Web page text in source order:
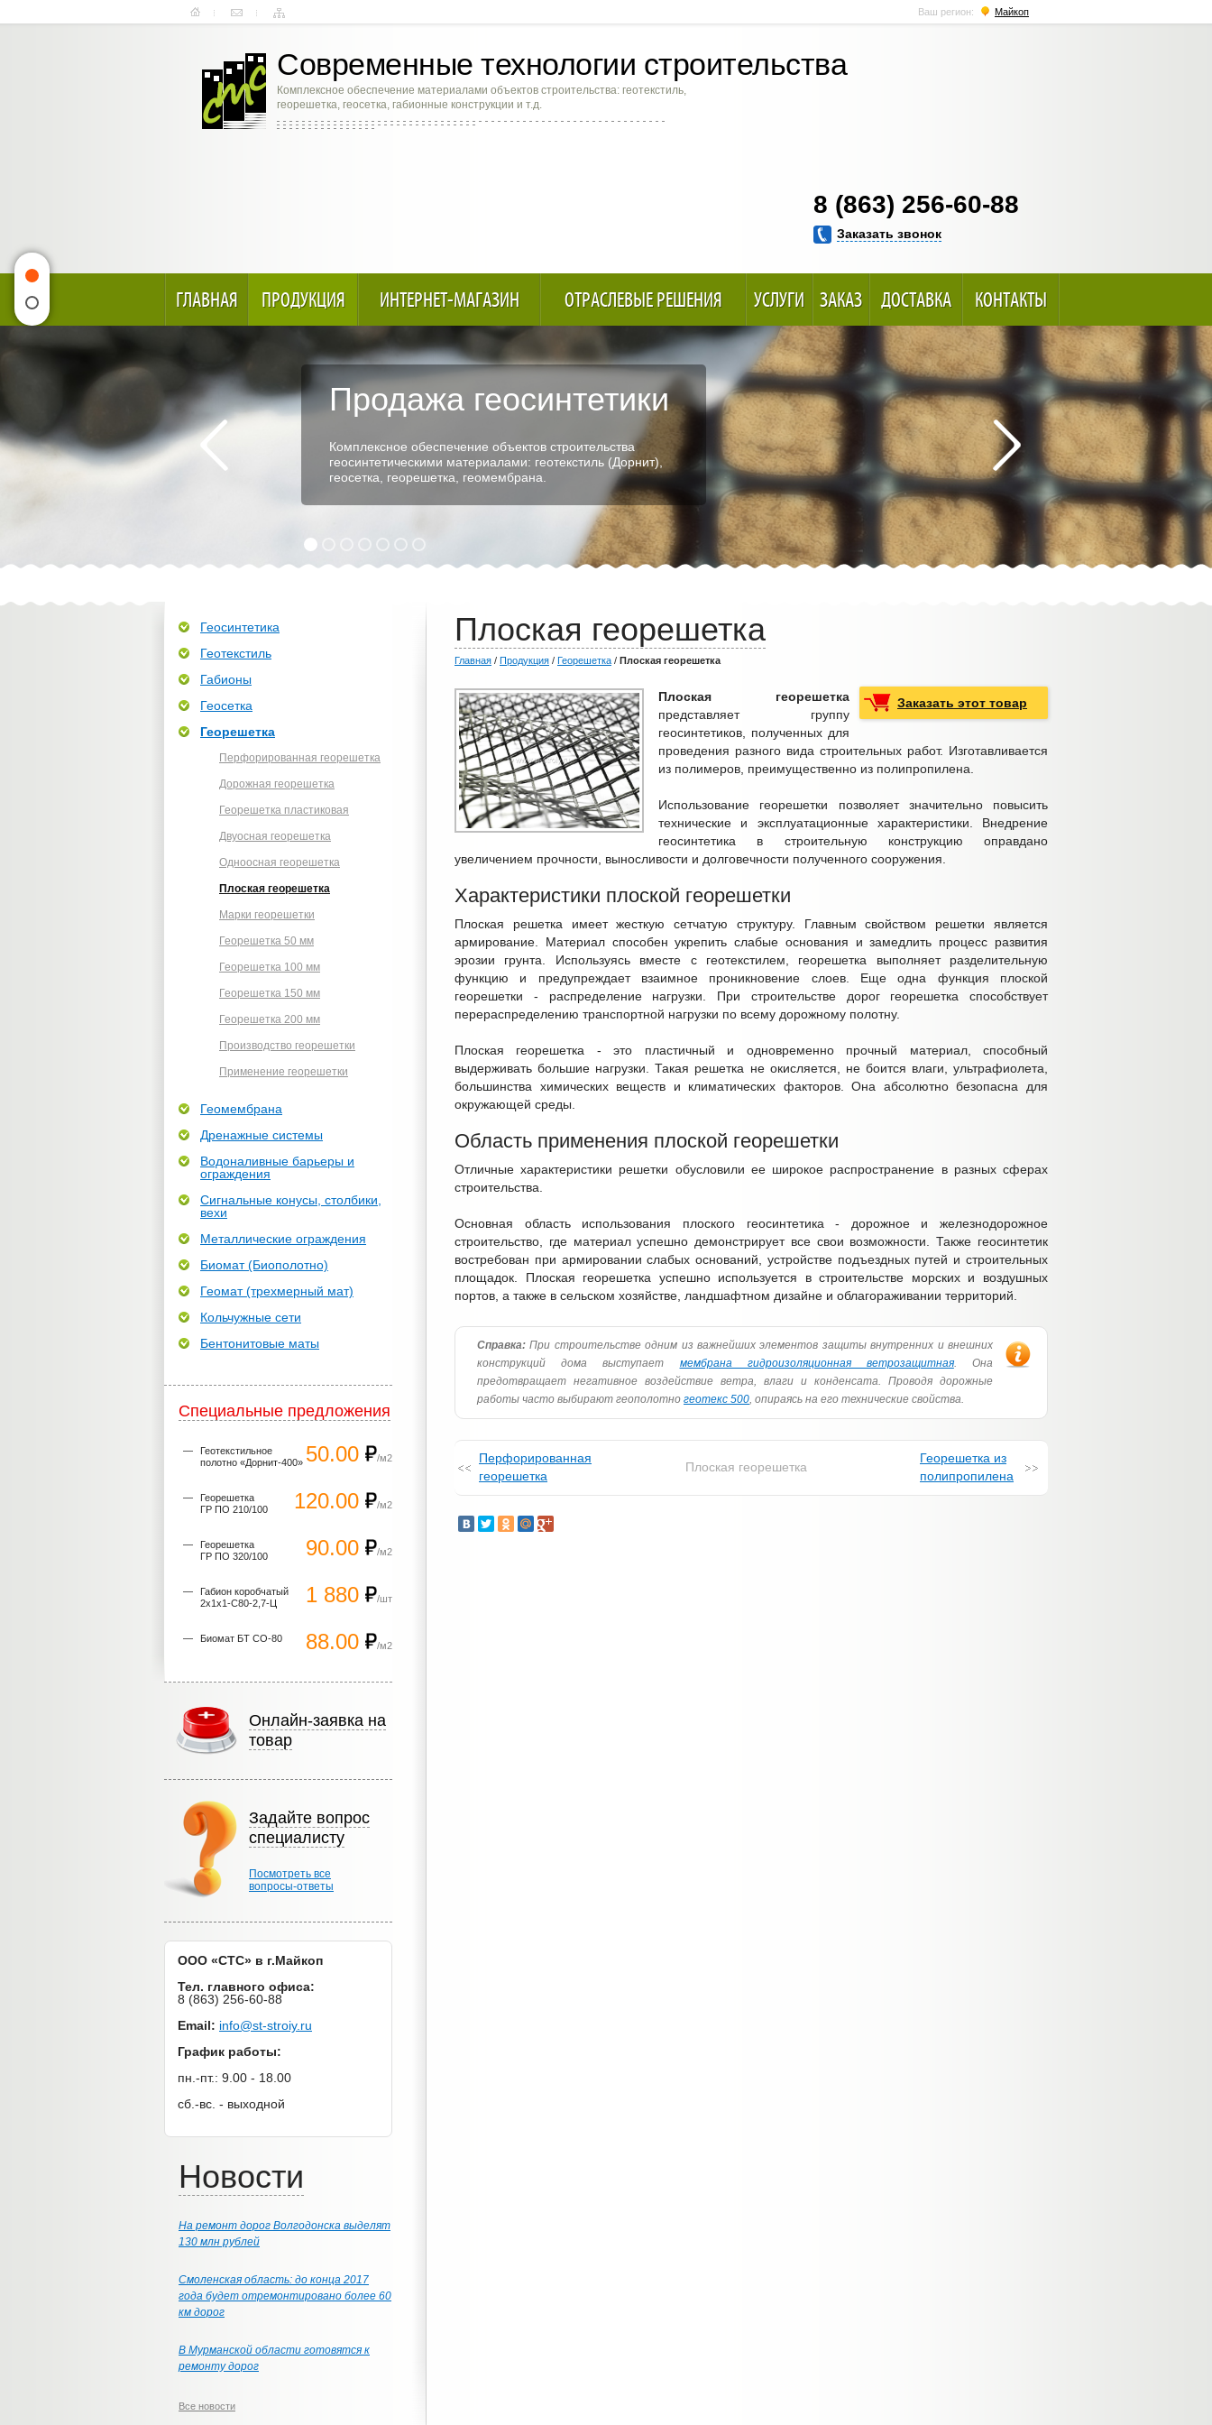
Ваш регион: Майкоп
Современные технологии строительства
Комплексное обеспечение материалами объектов строительства: геотекстиль,
георешетка, геосетка, габионные конструкции и т.д.
8 (863) 256-60-88
Заказать звонок
ГЛАВНАЯ ПРОДУКЦИЯ ИНТЕРНЕТ-МАГАЗИН ОТРАСЛЕВЫЕ РЕШЕНИЯ УСЛУГИ ЗАКАЗ ДОСТАВКА КОНТАКТЫ
Продажа геосинтетики
Комплексное обеспечение объектов строительства
геосинтетическими материалами: геотекстиль (Дорнит),
геосетка, георешетка, геомембрана.
Плоская георешетка
Главная / Продукция / Георешетка / Плоская георешетка
Заказать этот товар
Плоская георешетка
представляет группу
геосинтетиков, полученных для
проведения разного вида строительных работ. Изготавливается
из полимеров, преимущественно из полипропилена.
Использование георешетки позволяет значительно повысить
технические и эксплуатационные характеристики. Внедрение
геосинтетика в строительную конструкцию оправдано
увеличением прочности, выносливости и долговечности полученного сооружения.
Характеристики плоской георешетки
Плоская решетка имеет жесткую сетчатую структуру. Главным свойством решетки является
армирование. Материал способен укрепить слабые основания и замедлить процесс развития
эрозии грунта. Используясь вместе с геотекстилем, георешетка выполняет разделительную
функцию и предупреждает взаимное проникновение слоев. Еще одна функция плоской
георешетки - распределение нагрузки. При строительстве дорог георешетка способствует
перераспределению транспортной нагрузки по всему дорожному полотну.
Плоская георешетка - это пластичный и одновременно прочный материал, способный
выдерживать большие нагрузки. Такая решетка не окисляется, не боится влаги, ультрафиолета,
большинства химических веществ и климатических факторов. Она абсолютно безопасна для
окружающей среды.
Область применения плоской георешетки
Отличные характеристики решетки обусловили ее широкое распространение в разных сферах
строительства.
Основная область использования плоского геосинтетика - дорожное и железнодорожное
строительство, где материал успешно демонстрирует все свои возможности. Также геосинтетик
востребован при армировании слабых оснований, устройстве подъездных путей и строительных
площадок. Плоская георешетка успешно используется в строительстве морских и воздушных
портов, а также в сельском хозяйстве, ландшафтном дизайне и облагораживании территорий.
Справка: При строительстве одним из важнейших элементов защиты внутренних и внешних
конструкций дома выступает мембрана гидроизоляционная ветрозащитная. Она
предотвращает негативное воздействие ветра, влаги и конденсата. Проводя дорожные
работы часто выбирают геополотно геотекс 500, опираясь на его технические свойства.
Перфорированная
георешетка
Плоская георешетка
Георешетка из
полипропилена
Геосинтетика
Геотекстиль
Габионы
Геосетка
Георешетка
Перфорированная георешетка
Дорожная георешетка
Георешетка пластиковая
Двуосная георешетка
Одноосная георешетка
Плоская георешетка
Марки георешетки
Георешетка 50 мм
Георешетка 100 мм
Георешетка 150 мм
Георешетка 200 мм
Производство георешетки
Применение георешетки
Геомембрана
Дренажные системы
Водоналивные барьеры и
ограждения
Сигнальные конусы, столбики,
вехи
Металлические ограждения
Биомат (Биополотно)
Геомат (трехмерный мат)
Кольчужные сети
Бентонитовые маты
Специальные предложения
50.00 /м2
Геотекстильное
полотно «Дорнит-400»
120.00 /м2
Георешетка
ГР ПО 210/100
90.00 /м2
Георешетка
ГР ПО 320/100
1 880 /шт
Габион коробчатый
2х1х1-С80-2,7-Ц
88.00 /м2
Биомат БТ СО-80
Онлайн-заявка на
товар
Задайте вопрос
специалисту
Посмотреть все
вопросы-ответы
ООО «СТС» в г.Майкоп
Тел. главного офиса:
8 (863) 256-60-88
Email: info@st-stroiy.ru
График работы:
пн.-пт.: 9.00 - 18.00
сб.-вс. - выходной
Новости
На ремонт дорог Волгодонска выделят
130 млн рублей
Смоленская область: до конца 2017
года будет отремонтировано более 60
км дорог
В Мурманской области готовятся к
ремонту дорог
Все новости